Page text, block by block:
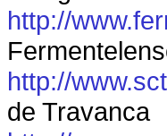
http://
http://
de Travanca